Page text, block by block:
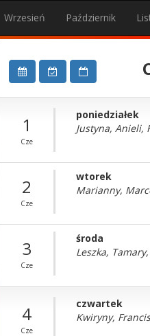
Wrzesień Październik
1
Cze
poniedziałek
Justyna, Anieli,
2
Cze
wtorek
Marianny,
3
Cze
środa
Leszka,
4
Cze
czwartek
Kwiryny,